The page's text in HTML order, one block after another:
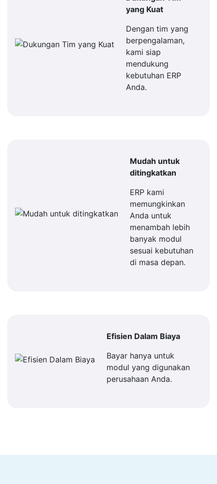
yang Kuat
Dengan tim yang
berpengalaman,
kami siap
mendukung
kebutuhan ERP
Anda.
Mudah untuk
ditingkatkan
ERP kami
memungkinkan
Anda untuk
menambah lebih
banyak modul
sesuai kebutuhan
di masa depan.
Efisien Dalam Biaya
Bayar hanya untuk
modul yang digunakan
perusahaan Anda.